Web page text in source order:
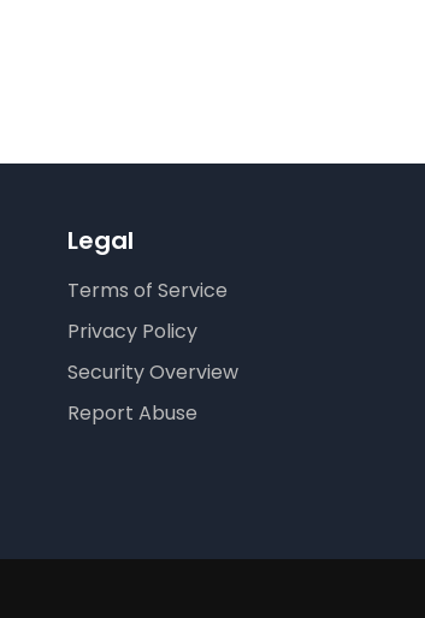
Legal
Terms of Service
Privacy Policy
Security Overview
Report Abuse